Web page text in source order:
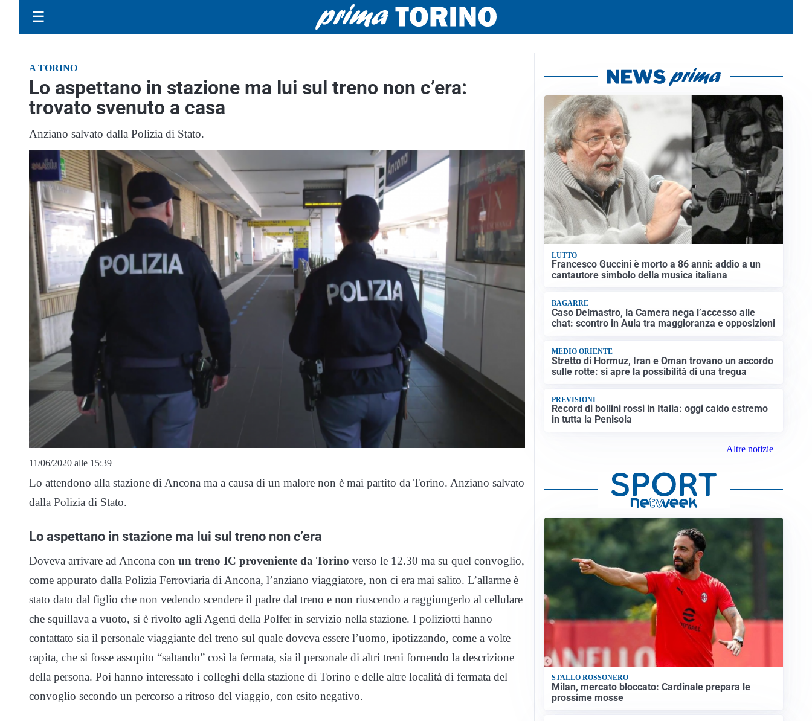
☰
A TORINO
Lo aspettano in stazione ma lui sul treno non c’era:
trovato svenuto a casa
Anziano salvato dalla Polizia di Stato.
11/06/2020 alle 15:39
Lo attendono alla stazione di Ancona ma a causa di un malore non è mai partito da Torino. Anziano salvato
dalla Polizia di Stato.
Lo aspettano in stazione ma lui sul treno non c’era
Doveva arrivare ad Ancona con un treno IC proveniente da Torino verso le 12.30 ma su quel convoglio,
come appurato dalla Polizia Ferroviaria di Ancona, l’anziano viaggiatore, non ci era mai salito. L’allarme è
stato dato dal figlio che non vedendo scendere il padre dal treno e non riuscendo a raggiungerlo al cellulare
che squillava a vuoto, si è rivolto agli Agenti della Polfer in servizio nella stazione. I poliziotti hanno
contattato sia il personale viaggiante del treno sul quale doveva essere l’uomo, ipotizzando, come a volte
capita, che si fosse assopito “saltando” così la fermata, sia il personale di altri treni fornendo la descrizione
della persona. Poi hanno interessato i colleghi della stazione di Torino e delle altre località di fermata del
convoglio secondo un percorso a ritroso del viaggio, con esito negativo.
LUTTO
Francesco Guccini è morto a 86 anni: addio a un
cantautore simbolo della musica italiana
BAGARRE
Caso Delmastro, la Camera nega l’accesso alle
chat: scontro in Aula tra maggioranza e opposizioni
MEDIO ORIENTE
Stretto di Hormuz, Iran e Oman trovano un accordo
sulle rotte: si apre la possibilità di una tregua
PREVISIONI
Record di bollini rossi in Italia: oggi caldo estremo
in tutta la Penisola
Altre notizie
STALLO ROSSONERO
Milan, mercato bloccato: Cardinale prepara le
prossime mosse